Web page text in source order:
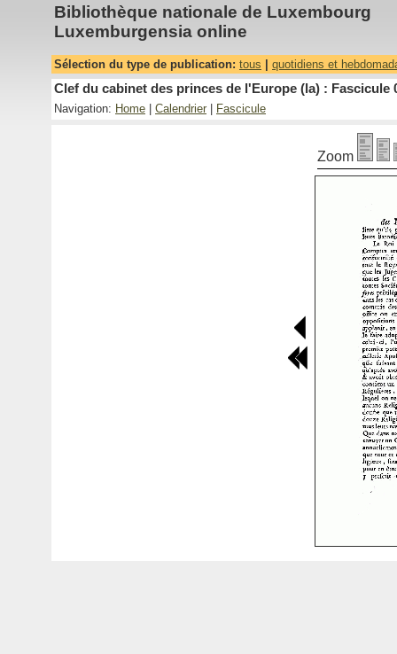
Bibliothèque nationale de Luxembourg
Luxemburgensia online
Sélection du type de publication: tous quotidiens et
Clef du cabinet des princes de l'Europe (la) : Fascicule
Navigation: Home Calendrier Fascicule
Zoom